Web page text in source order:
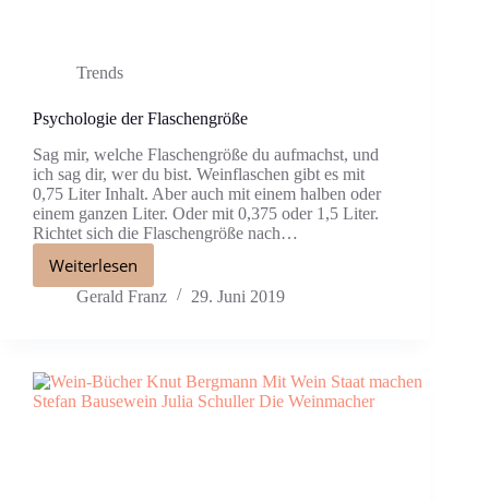
Trends
Psychologie der Flaschengröße
Sag mir, welche Flaschengröße du aufmachst, und
ich sag dir, wer du bist. Weinflaschen gibt es mit
0,75 Liter Inhalt. Aber auch mit einem halben oder
einem ganzen Liter. Oder mit 0,375 oder 1,5 Liter.
Richtet sich die Flaschengröße nach…
Weiterlesen
Gerald Franz 29. Juni 2019